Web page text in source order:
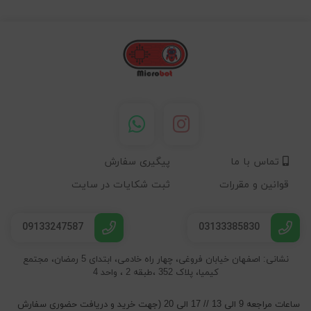
تماس با ما
پیگیری سفارش
قوانین و مقررات
ثبت شکایات در سایت
03133385830
09133247587
نشانی: اصفهان خیابان فروغی، چهار راه خادمی، ابتدای 5 رمضان، مجتمع
کیمیا، پلاک 352 ،طبقه 2 ، واحد 4
ساعات مراجعه 9 الی 13 // 17 الی 20 (جهت خرید و دریافت حضوری سفارش